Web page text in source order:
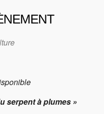
serpent à plumes »